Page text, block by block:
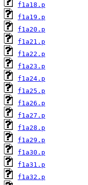
f1a18.p
f1a19.p
f1a20.p
f1a21.p
f1a22.p
f1a23.p
f1a24.p
f1a25.p
f1a26.p
f1a27.p
f1a28.p
f1a29.p
f1a30.p
f1a31.p
f1a32.p